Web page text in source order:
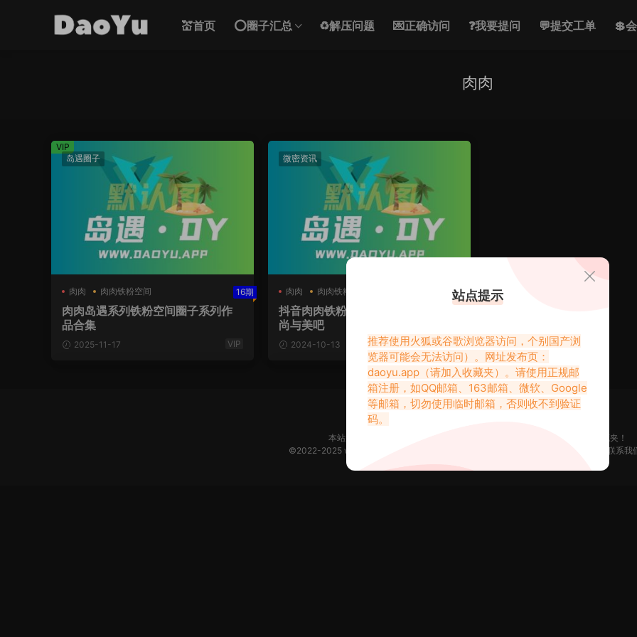
💒首页 ⭕圈子汇总 ♻解压问题 💌正确访问 ❓我要提问 💬提交工单 💲
肉肉
岛遇圈子
肉肉 肉肉铁粉空间 16期
肉肉岛遇系列铁粉空间圈子系列作
品合集
2025-11-17 VIP
VIP
微密资讯
肉肉 肉肉铁粉空间
抖音肉肉铁粉空间图片，来探索时
尚与美吧
2024-10-13
本站是只搬运福利但不生产福利。如果你觉得本站做的不错，请添加到收藏夹！
©2022-2025 www.daoyu.app 所有文章均收集于网络，若侵犯了您的合法权益，请联系我
站点提示
推荐使用火狐或谷歌浏览器访问，个别国产浏
览器可能会无法访问）。网址发布页：
daoyu.app （请加入收藏夹）。请使用正规邮
箱注册，如QQ邮箱、163邮箱、微软、Google
等邮箱，切勿使用临时邮箱，否则收不到验证
码。